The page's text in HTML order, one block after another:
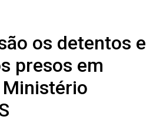
os detentos e
presos em